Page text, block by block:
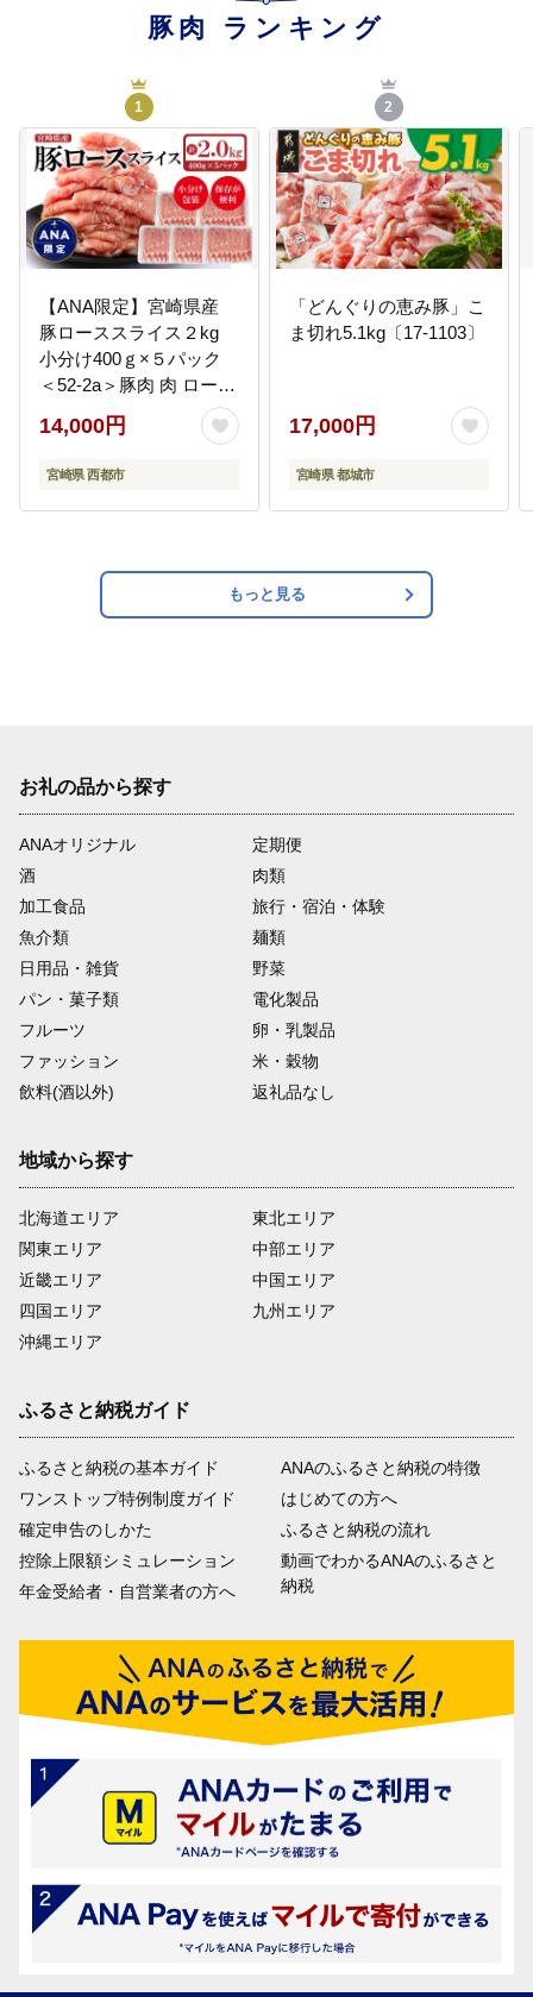
豚肉 ランキング
1
【ANA限定】宮崎県産
豚ローススライス２kg
小分け400ｇ×５パック
＜52-2a＞豚肉 肉 ロース
スライス 小分け 大容量
宮崎県西都市 豚しゃぶ
すき焼き
14,000円
宮崎県 西都市
2
「どんぐりの恵み豚」こ
ま切れ5.1kg〔17-1103〕
17,000円
宮崎県 都城市
もっと見る
お礼の品から探す
ANAオリジナル
定期便
酒
肉類
加工食品
旅行・宿泊・体験
魚介類
麺類
日用品・雑貨
野菜
パン・菓子類
電化製品
フルーツ
卵・乳製品
ファッション
米・穀物
飲料(酒以外)
返礼品なし
地域から探す
北海道エリア
関東エリア
近畿エリア
四国エリア
沖縄エリア
東北エリア
中部エリア
中国エリア
九州エリア
ふるさと納税ガイド
ふるさと納税の基本ガイド
ワンストップ特例制度ガイド
確定申告のしかた
控除上限額シミュレーション
年金受給者・自営業者の方へ
ANAのふるさと納税の特徴
はじめての方へ
ふるさと納税の流れ
動画でわかるANAのふるさと
納税